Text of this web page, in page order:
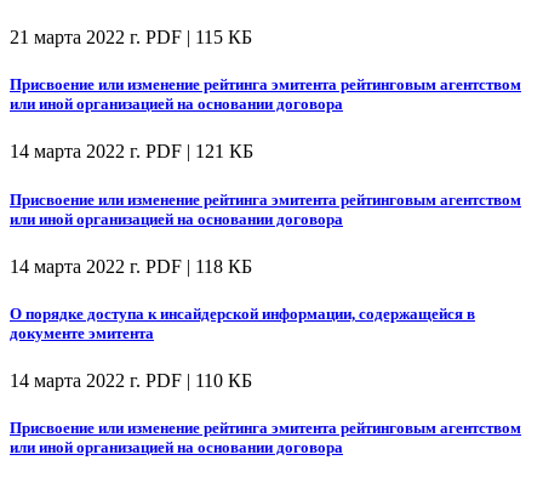
21 марта 2022 г. PDF | 115 КБ
Присвоение или изменение рейтинга эмитента рейтинговым агентством
или иной организацией на основании договора
14 марта 2022 г. PDF | 121 КБ
Присвоение или изменение рейтинга эмитента рейтинговым агентством
или иной организацией на основании договора
14 марта 2022 г. PDF | 118 КБ
О порядке доступа к инсайдерской информации, содержащейся в
документе эмитента
14 марта 2022 г. PDF | 110 КБ
Присвоение или изменение рейтинга эмитента рейтинговым агентством
или иной организацией на основании договора